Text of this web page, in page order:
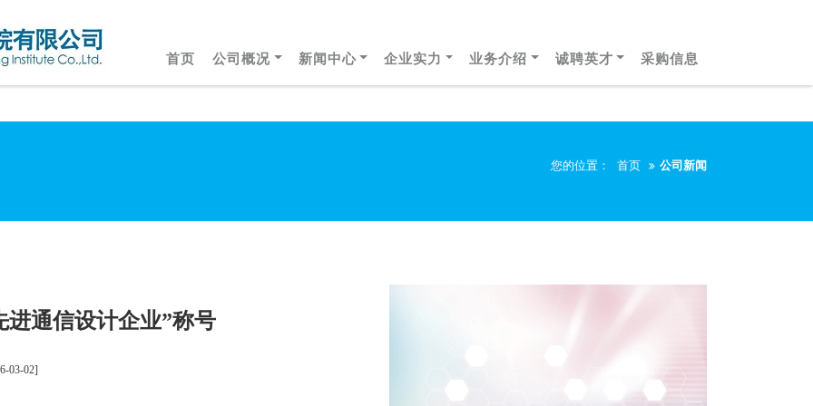
首页 公司概况 新闻中心 企业实力 业务介绍 诚聘英才 采购信息
您的位置： 首页 公司新闻